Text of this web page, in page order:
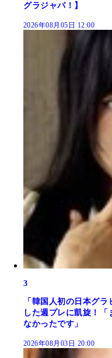
グラジャパ！】
2026年08月05日 12:00
3
「韓国人初の日本グ
した週プレに凱旋！
なかったです」
2026年08月03日 20:00